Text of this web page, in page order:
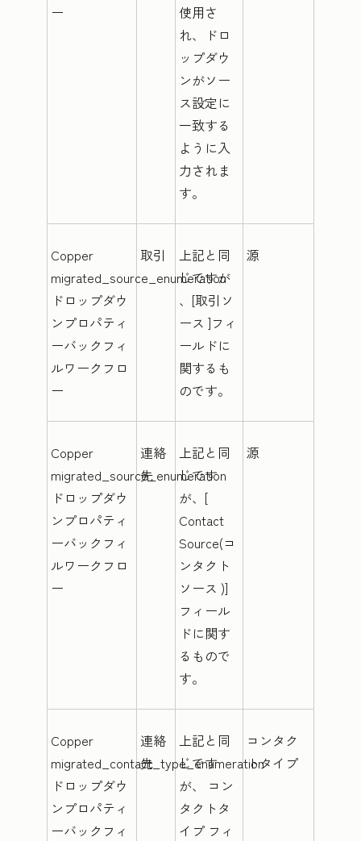
ー
使用さ
れ、ドロ
ップダウ
ンがソー
ス設定に
一致する
ように入
力されま
す。
Copper
migrated_source_enumeration
ドロップダウ
ンプロパティ
ーバックフィ
ルワークフロ
ー
取引
上記と同
じですが
、[取引ソ
ース ]フィ
ールドに
関するも
のです。
源
Copper
migrated_source_enumeration
ドロップダウ
ンプロパティ
ーバックフィ
ルワークフロ
ー
連絡
先
上記と同
じです
が、[
Contact
Source(コ
ンタクト
ソース )]
フィール
ドに関す
るもので
す。
源
Copper
migrated_contact_type_enumeration
ドロップダウ
ンプロパティ
ーバックフィ
連絡
先
上記と同
じです
が、 コン
タクトタ
イプ フィ
コンタク
トタイプ